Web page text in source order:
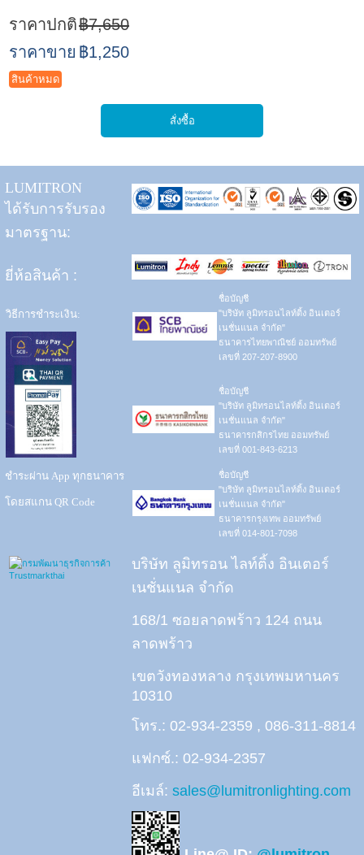
ราคาปกติ฿7,650
ราคาขาย ฿1,250
สินค้าหมด
LUMITRON
ได้รับการรับรอง
มาตรฐาน:
ยี่ห้อสินค้า :
วิธีการชำระเงิน:
ชำระผ่าน App ทุกธนาคาร
โดยสแกน QR Code
ชื่อบัญชี
"บริษัท ลูมิทรอนไลท์ติ้ง อินเตอร์
เนชั่นแนล จำกัด"
ธนาคารไทยพาณิชย์ ออมทรัพย์
เลขที่ 207-207-8900
ชื่อบัญชี
"บริษัท ลูมิทรอนไลท์ติ้ง อินเตอร์
เนชั่นแนล จำกัด"
ธนาคารกสิกรไทย ออมทรัพย์
เลขที่ 001-843-6213
ชื่อบัญชี
"บริษัท ลูมิทรอนไลท์ติ้ง อินเตอร์
เนชั่นแนล จำกัด"
ธนาคารกรุงเทพ ออมทรัพย์
เลขที่ 014-801-7098
บริษัท ลูมิทรอน ไลท์ติ้ง อินเตอร์
เนชั่นแนล จำกัด
168/1 ซอยลาดพร้าว 124 ถนน
ลาดพร้าว
เขตวังทองหลาง กรุงเทพมหานคร
10310
โทร.: 02-934-2359 , 086-311-8814
แฟกซ์.: 02-934-2357
อีเมล์: sales@lumitronlighting.com